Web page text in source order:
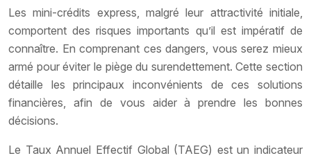
Les mini-crédits express, malgré leur attractivité initiale,
comportent des risques importants qu’il est impératif de
connaître. En comprenant ces dangers, vous serez mieux
armé pour éviter le piège du surendettement. Cette section
détaille les principaux inconvénients de ces solutions
financières, afin de vous aider à prendre les bonnes
décisions.
Le Taux Annuel Effectif Global (TAEG) est un indicateur